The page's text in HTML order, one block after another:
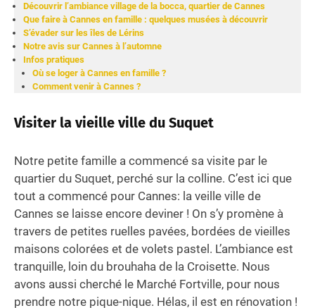
Découvrir l’ambiance village de la bocca, quartier de Cannes
Que faire à Cannes en famille : quelques musées à découvrir
S’évader sur les îles de Lérins
Notre avis sur Cannes à l’automne
Infos pratiques
Où se loger à Cannes en famille ?
Comment venir à Cannes ?
Visiter la vieille ville du Suquet
Notre petite famille a commencé sa visite par le
quartier du Suquet, perché sur la colline. C’est ici que
tout a commencé pour Cannes: la veille ville de
Cannes se laisse encore deviner ! On s’y promène à
travers de petites ruelles pavées, bordées de vieilles
maisons colorées et de volets pastel. L’ambiance est
tranquille, loin du brouhaha de la Croisette. Nous
avons aussi cherché le Marché Fortville, pour nous
prendre notre pique-nique. Hélas, il est en rénovation !